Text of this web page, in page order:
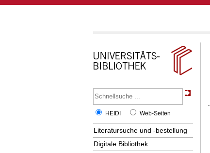
HEIDI Web-Seiten
Literatursuche und -bestellung
Digitale Bibliothek